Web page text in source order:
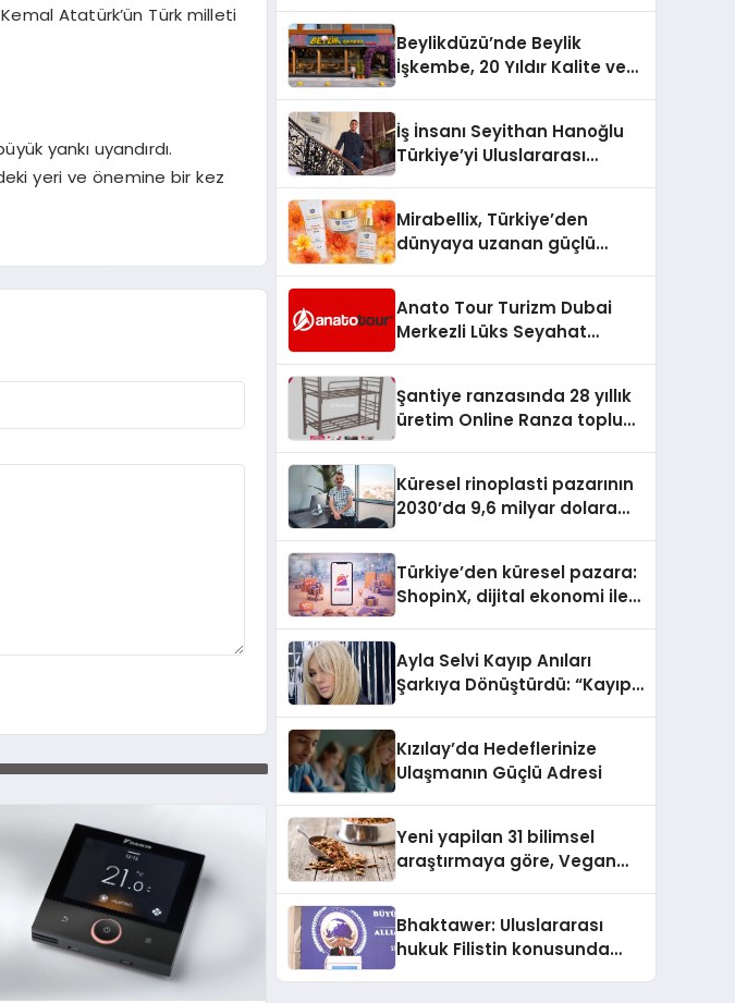
Kemal Atatürk’ün Türk milleti
yankı uyandırdı.
yeri ve önemine bir kez
Beylikdüzü’nde Beylik
İşkembe, 20 Yıldır Kalite ve
İş İnsanı Seyithan Hanoğlu
Türkiye’yi Uluslararası
Mirabellix, Türkiye’den
dünyaya uzanan güçlü
Anato Tour Turizm Dubai
Merkezli Lüks Seyahat
Şantiye ranzasında 28 yıllık
üretim Online Ranza toplu
Küresel rinoplasti pazarının
2030’da 9,6 milyar dolara
Türkiye’den küresel pazara:
ShopinX, dijital ekonomi ile
Ayla Selvi Kayıp Anıları
Şarkıya Dönüştürdü: “Kayıp
Kızılay’da Hedeflerinize
Ulaşmanın Güçlü Adresi
Yeni yapilan 31 bilimsel
araştırmaya göre, Vegan
Sindirildiğini Ortaya Koydu
Bhaktawer: Uluslararası
hukuk Filistin konusunda